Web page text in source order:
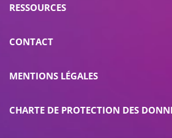
RESSOURCES
CONTACT
MENTIONS LÉGALES
CHARTE DE PROTECTION DES